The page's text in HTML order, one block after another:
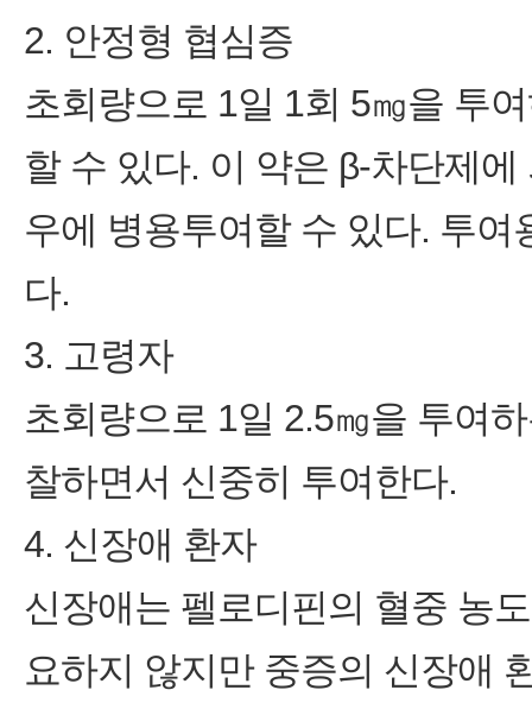
2. 안정형 협심증
초회량으로 1일 1회 5㎎을 투
할 수 있다. 이 약은 β-차단제
우에 병용투여할 수 있다. 투
다.
3. 고령자
초회량으로 1일 2.5㎎을 투여
찰하면서 신중히 투여한다.
4. 신장애 환자
신장애는 펠로디핀의 혈중 농
요하지 않지만 중증의 신장애